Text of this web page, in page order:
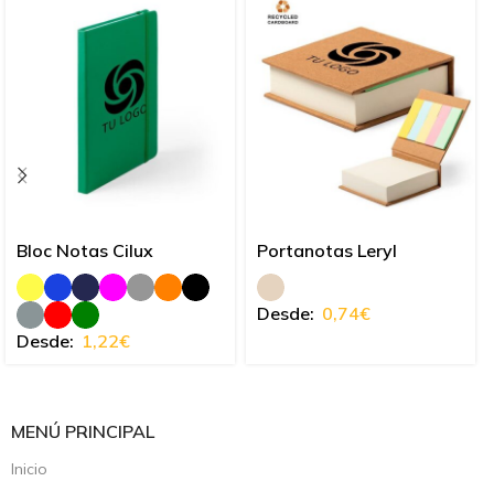
Bloc Notas Cilux
Desde: 1,22€
Portanotas Leryl
Desde: 0,74€
MENÚ PRINCIPAL
Inicio